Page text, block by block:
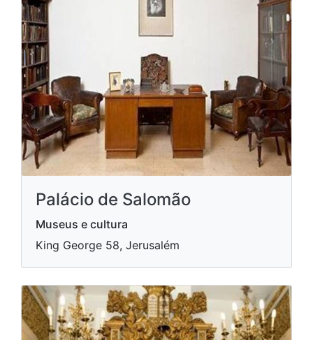
Palácio de Salomão
Museus e cultura
King George 58, Jerusalém